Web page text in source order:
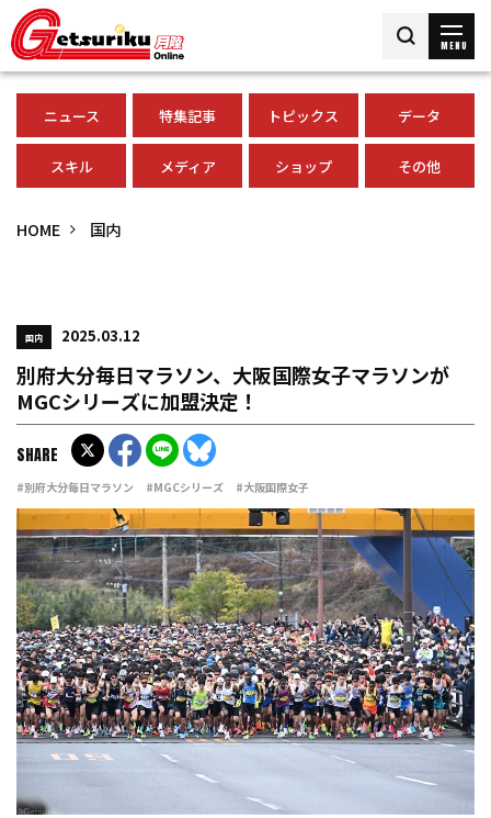
MENU
ニュース 特集記事 トピックス データ
スキル メディア ショップ その他
HOME 国内
国内 2025.03.12
別府大分毎日マラソン、大阪国際女子マラソンが
MGCシリーズに加盟決定！
#別府大分毎日マラソン #MGCシリーズ #大阪国際女子
SHARE